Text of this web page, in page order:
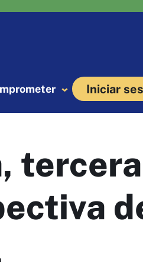
Iniciar